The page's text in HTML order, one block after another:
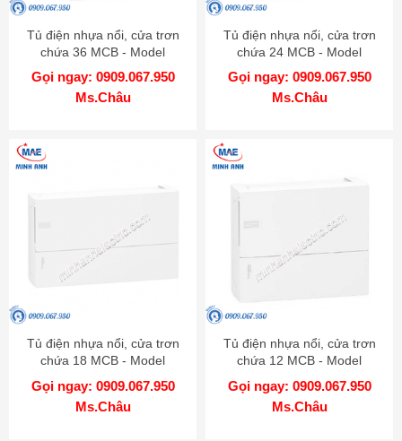
Tủ điện nhựa nổi, cửa trơn
chứa 36 MCB - Model
MIP12312
Gọi ngay: 0909.067.950
Ms.Châu
Tủ điện nhựa nổi, cửa trơn
chứa 24 MCB - Model
MIP12212
Gọi ngay: 0909.067.950
Ms.Châu
Tủ điện nhựa nổi, cửa trơn
chứa 18 MCB - Model
MIP12118
Gọi ngay: 0909.067.950
Ms.Châu
Tủ điện nhựa nổi, cửa trơn
chứa 12 MCB - Model
MIP12112
Gọi ngay: 0909.067.950
Ms.Châu